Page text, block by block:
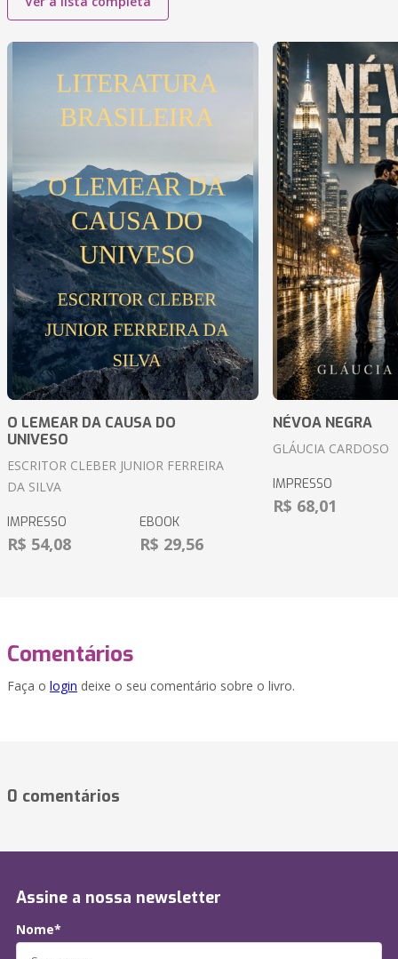
O LEMEAR DA CAUSA DO
UNIVESO
ESCRITOR CLEBER JUNIOR FERREIRA
DA SILVA
IMPRESSO
R$ 54,08
EBOOK
R$ 29,56
NÉVOA NEGRA
GLÁUCIA CARDOSO
IMPRESSO
R$ 68,01
Comentários
Faça o login deixe o seu comentário sobre o livro.
0 comentários
Assine a nossa newsletter
Nome*